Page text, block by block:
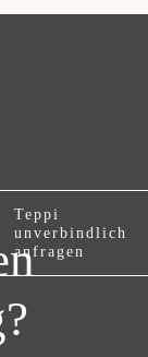
Teppi
unverbindlich
anfragen